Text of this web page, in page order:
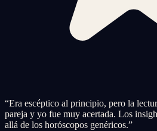
“Era escéptico al principio, pero la
pareja y yo fue muy acertada. Los
allá de los horóscopos genéricos.”